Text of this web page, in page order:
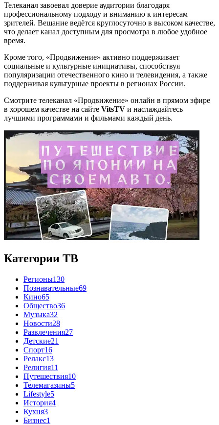
Телеканал завоевал доверие аудитории благодаря
профессиональному подходу и вниманию к интересам
зрителей. Вещание ведётся круглосуточно в высоком качестве,
что делает канал доступным для просмотра в любое удобное
время.
Кроме того, «Продвижение» активно поддерживает
социальные и культурные инициативы, способствуя
популяризации отечественного кино и телевидения, а также
поддерживая культурные проекты в регионах России.
Смотрите телеканал «Продвижение» онлайн в прямом эфире
в хорошем качестве на сайте VitsTV и наслаждайтесь
лучшими программами и фильмами каждый день.
Категории ТВ
Регионы130
Познавательные69
Кино65
Общество36
Музыка32
Новости28
Развлечения27
Детские21
Спорт16
Релакс13
Религия11
Путешествия10
Телемагазины5
Lifestyle5
История4
Кухня3
Бизнес1